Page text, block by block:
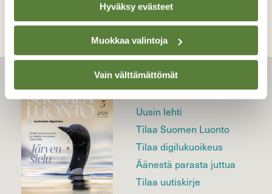
Hyväksy evästeet
Muokkaa valintoja
Vain välttämättömät
LEHTI
Uusin lehti
Tilaa Suomen Luonto
Tilaa digilukuoikeus
Äänestä parasta juttua
Tilaa uutiskirje